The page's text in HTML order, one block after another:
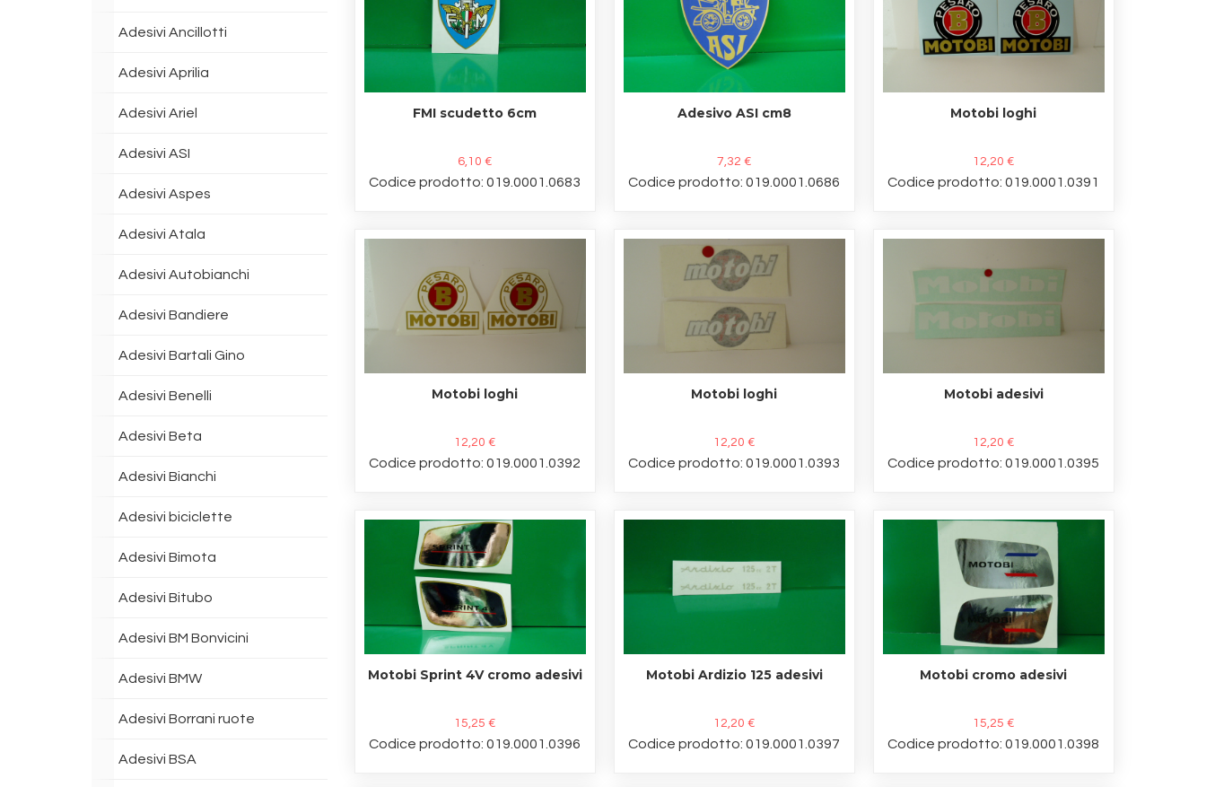
FMI scudetto 6cm
6,10 €
Codice prodotto: 019.0001.0683
Adesivo ASI cm8
7,32 €
Codice prodotto: 019.0001.0686
Motobi loghi
12,20 €
Codice prodotto: 019.0001.0391
Motobi loghi
12,20 €
Codice prodotto: 019.0001.0392
Motobi loghi
12,20 €
Codice prodotto: 019.0001.0393
Motobi adesivi
12,20 €
Codice prodotto: 019.0001.0395
Motobi Sprint 4V cromo adesivi
15,25 €
Codice prodotto: 019.0001.0396
Motobi Ardizio 125 adesivi
12,20 €
Codice prodotto: 019.0001.0397
Motobi cromo adesivi
15,25 €
Codice prodotto: 019.0001.0398
Adesivi Ancillotti
Adesivi Aprilia
Adesivi Ariel
Adesivi ASI
Adesivi Aspes
Adesivi Atala
Adesivi Autobianchi
Adesivi Bandiere
Adesivi Bartali Gino
Adesivi Benelli
Adesivi Beta
Adesivi Bianchi
Adesivi biciclette
Adesivi Bimota
Adesivi Bitubo
Adesivi BM Bonvicini
Adesivi BMW
Adesivi Borrani ruote
Adesivi BSA